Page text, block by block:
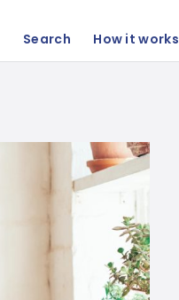
Search How it works